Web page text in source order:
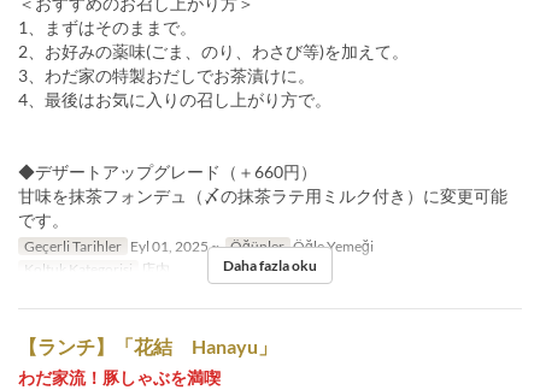
1、まずはそのままで。
2、お好みの薬味(ごま、のり、わさび等)を加えて。
3、わだ家の特製おだしでお茶漬けに。
4、最後はお気に入りの召し上がり方で。
◆デザートアップグレード（＋660円）
甘味を抹茶フォンデュ（〆の抹茶ラテ用ミルク付き）に変更可能
です。
Geçerli Tarihler Eyl 01, 2025 ~ Öğünler Öğle Yemeği
Koltuk Kategorisi
店内 Daha fazla oku
【ランチ】「花結 Hanayu」
わだ家流！豚しゃぶを満喫